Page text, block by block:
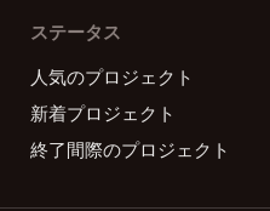
ステータス
人気のプロジェクト
新着プロジェクト
終了間際のプロジェクト